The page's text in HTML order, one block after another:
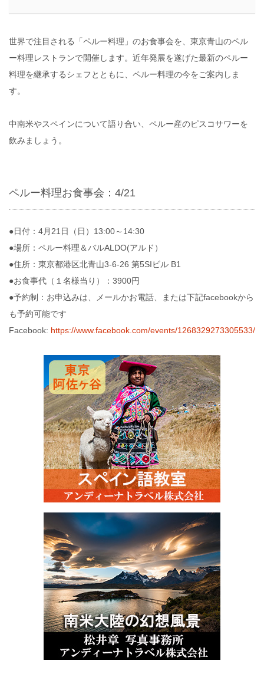
世界で注目される「ペルー料理」のお食事会を、東京青山のペル
ー料理レストランで開催します。近年発展を遂げた最新のペルー
料理を継承するシェフとともに、ペルー料理の今をご案内しま
す。
中南米やスペインについて語り合い、ペルー産のピスコサワーを
飲みましょう。
ペルー料理お食事会：4/21
●日付：4月21日（日）13:00～14:30
●場所：ペルー料理＆バルALDO(アルド）
●住所：東京都港区北青山3-6-26 第5SIビル B1
●お食事代（１名様当り）：3900円
●予約制：お申込みは、メールかお電話、または下記facebookから
も予約可能です
Facebook: https://www.facebook.com/events/1268329273305533/